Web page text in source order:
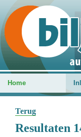
Home
Terug
Resultaten